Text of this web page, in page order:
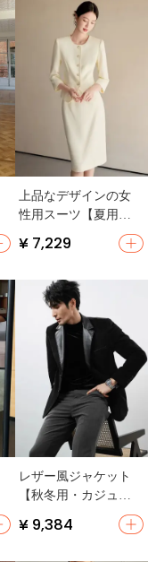
ィット・カジュア
ル・ワイドレッグパ
ンツ】（セットアッ
プ対応）
上品なデザインの女
性用スーツ【夏用・
ル・エレガント】
応）
¥ 7,229
レザー風ジャケット
【秋冬用・カジュア
ル・スタイリッシュ
デザイン】（セット
¥ 9,384